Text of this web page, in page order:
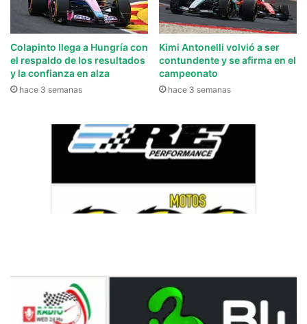
Colapinto llega a Hungría con
el respaldo de los resultados
y la confianza en alza
hace 3 semanas
Kimi Antonelli volvió a ser
contundente y se afirma en el
campeonato
hace 3 semanas